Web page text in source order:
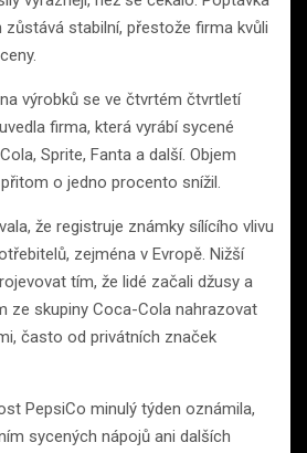
stabilní, přestože firma kvůli
výrobků se ve čtvrtém čtvrtletí
firma, která vyrábí sycené
Sprite, Fanta a další. Objem
o jedno procento snížil.
že registruje známky sílícího vlivu
zejména v Evropě. Nižší
tím, že lidé začali džusy a
ze skupiny Coca-Cola nahrazovat
často od privátních značek
PepsiCo minulý týden oznámila,
sycených nápojů ani dalších